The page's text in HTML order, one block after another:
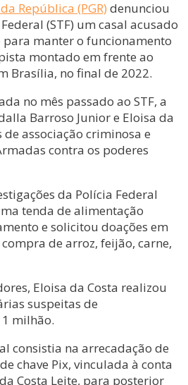
República (PGR) denunciou
(STF) um casal acusado
manter o funcionamento
montado em frente ao
Brasília, no final de 2022.
no mês passado ao STF, a
Barroso Junior e Eloisa da
de associação criminosa e
contra os poderes
da Polícia Federal
tenda de alimentação
e solicitou doações em
de arroz, feijão, carne,
Eloisa da Costa realizou
suspeitas de
milhão.
consistia na arrecadação de
chave Pix, vinculada à conta
Costa Leite, para posterior